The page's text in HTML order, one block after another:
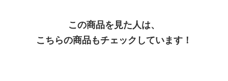
この商品を見た人は、
こちらの商品もチェックしています！